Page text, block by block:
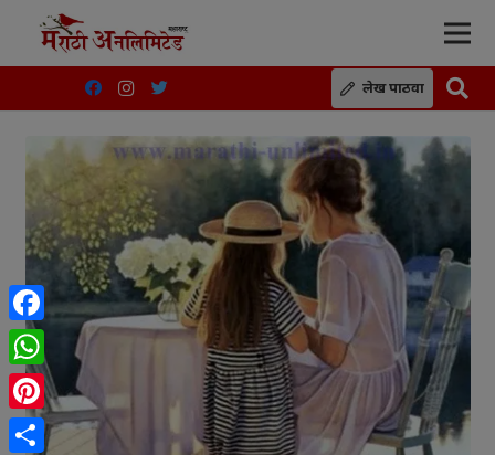
लेख पाठवा
Facebook
WhatsApp
Pinterest